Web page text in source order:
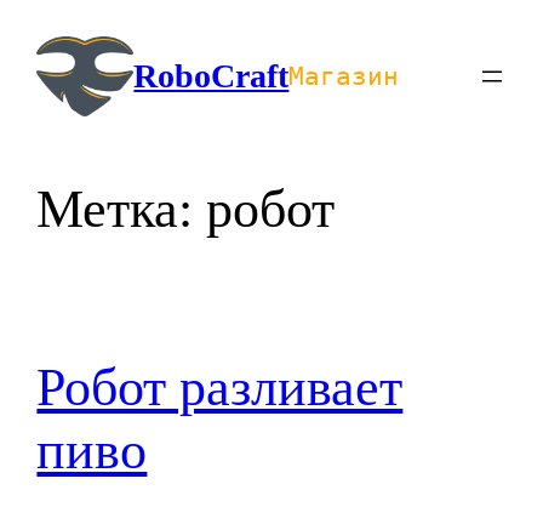
содержимомуRoboCraftМагазин
Метка: робот
Робот разливает
пиво